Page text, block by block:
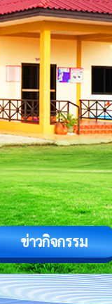
ข่าวกิจกรรม